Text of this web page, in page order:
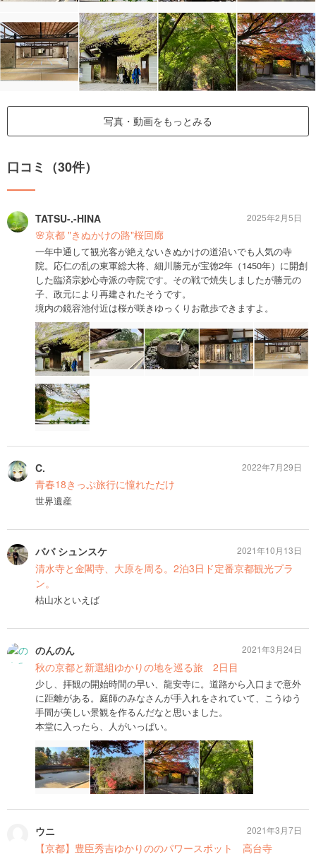
写真・動画をもっとみる
口コミ（30件）
TATSU-.-HINA
🌸京都 "きぬかけの路"桜回廊
一年中通して観光客が絶えないきぬかけの道沿いでも人気の寺
院。応仁の乱の東軍総大将、細川勝元が宝徳2年（1450年）に開創
した臨済宗妙心寺派の寺院です。その戦で焼失しましたが勝元の
子、政元により再建されたそうです。
境内の鏡容池付近は桜が咲きゆっくりお散歩できますよ。
2025年2月5日
C.
青春18きっぷ旅行に憧れただけ
世界遺産
2022年7月29日
ババ シュンスケ
清水寺と金閣寺、大原を周る。2泊3日ド定番京都観光プラ
ン。
枯山水といえば
2021年10月13日
のんのん
秋の京都と新選組ゆかりの地を巡る旅 2日目
少し、拝観の開始時間の早い、龍安寺に。道路から入口まで意外
に距離がある。庭師のみなさんが手入れをされていて、こうゆう
手間が美しい景観を作るんだなと思いました。
本堂に入ったら、人がいっぱい。
2021年3月24日
ウニ
【京都】豊臣秀吉ゆかりののパワースポット 高台寺
2021年3月7日